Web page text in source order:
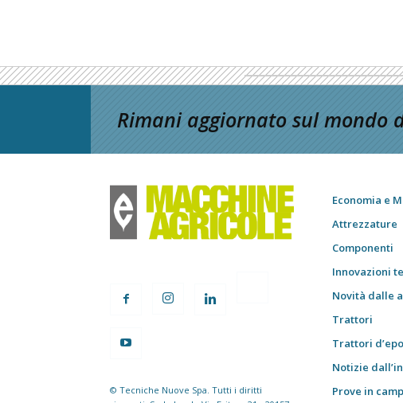
Rimani aggiornato sul mondo
© Tecniche Nuove Spa. Tutti i diritti
Economia e
Attrezzature
Componenti
Innovazioni
Novità dalle
Trattori
Trattori
Notizie
Prove in